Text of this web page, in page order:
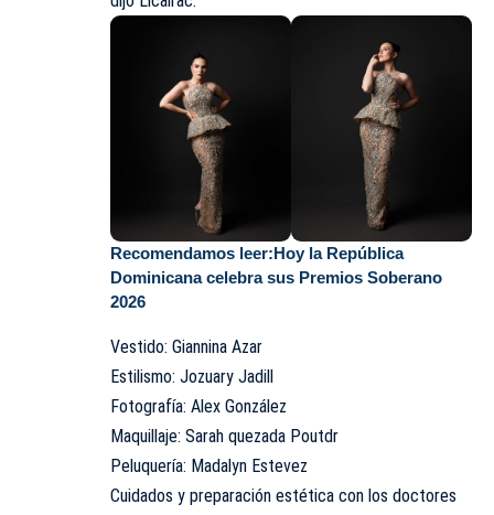
Recomendamos leer:Hoy la República
Dominicana celebra sus Premios Soberano
2026
Vestido: Giannina Azar
Estilismo: Jozuary Jadill
Fotografía: Alex González
Maquillaje: Sarah quezada Poutdr
Peluquería: Madalyn Estevez
Cuidados y preparación estética con los doctores